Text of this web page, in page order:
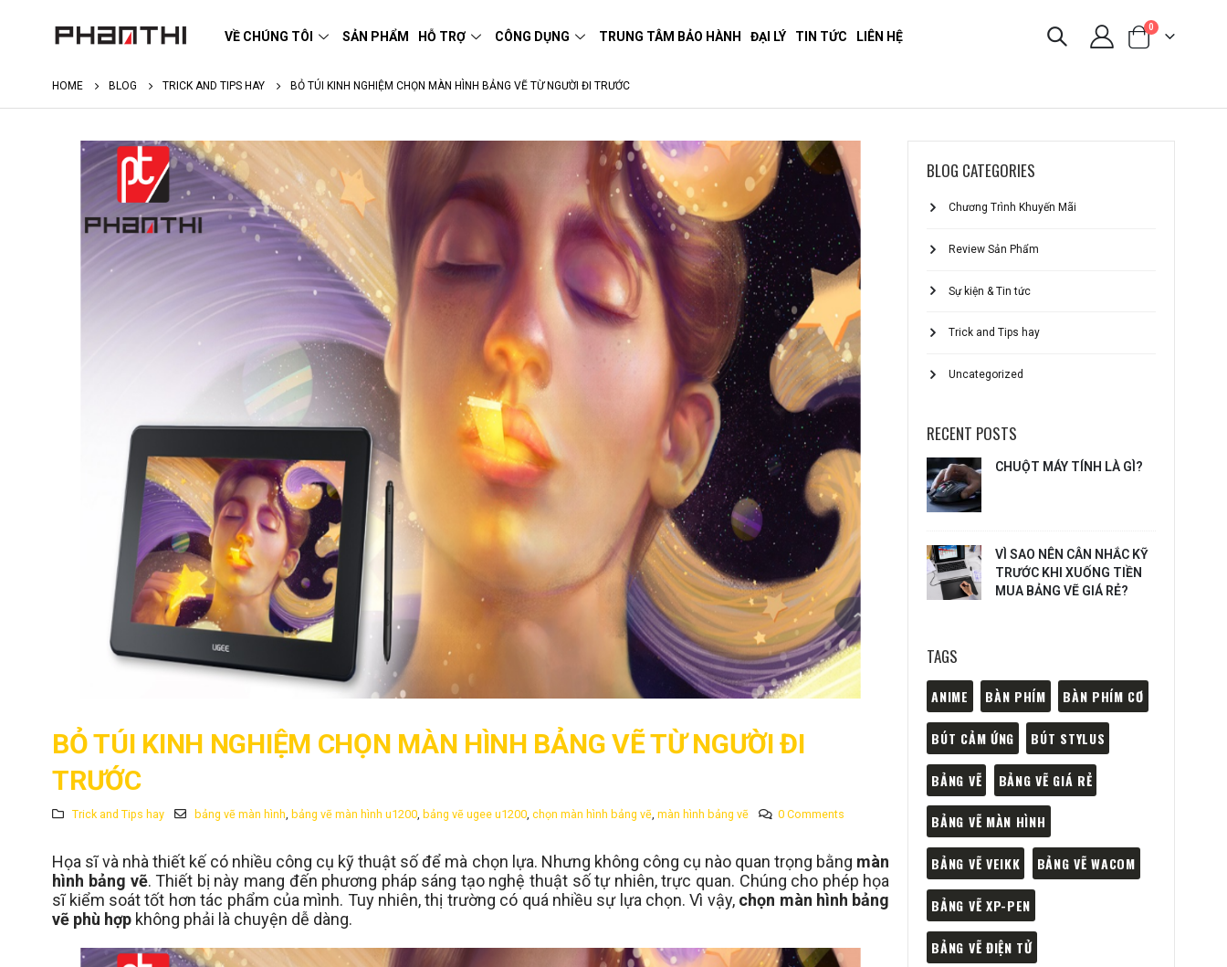
VỀ CHÚNG TÔI SẢN PHẨM HỖ TRỢ CÔNG DỤNG TRUNG TÂM BẢO HÀNH ĐẠI LÝ TIN TỨC LIÊN HỆ
0
HOME BLOG TRICK AND TIPS HAY BỎ TÚI KINH NGHIỆM CHỌN MÀN HÌNH BẢNG VẼ TỪ NGƯỜI ĐI TRƯỚC
BỎ TÚI KINH NGHIỆM CHỌN MÀN HÌNH BẢNG VẼ TỪ NGƯỜI ĐI
TRƯỚC
Trick and Tips hay bảng vẽ màn hình, bảng vẽ màn hình u1200, bảng vẽ ugee u1200, chọn màn hình bảng vẽ, màn hình bảng vẽ 0 Comments
Họa sĩ và nhà thiết kế có nhiều công cụ kỹ thuật số để mà chọn lựa. Nhưng không công cụ nào quan trọng bằng màn
hình bảng vẽ. Thiết bị này mang đến phương pháp sáng tạo nghệ thuật số tự nhiên, trực quan. Chúng cho phép họa
sĩ kiểm soát tốt hơn tác phẩm của mình. Tuy nhiên, thị trường có quá nhiều sự lựa chọn. Vì vậy, chọn màn hình bảng
vẽ phù hợp không phải là chuyện dễ dàng.
BLOG CATEGORIES
Chương Trình Khuyến Mãi
Review Sản Phẩm
Sự kiện & Tin tức
Trick and Tips hay
Uncategorized
RECENT POSTS
CHUỘT MÁY TÍNH LÀ GÌ?
VÌ SAO NÊN CÂN NHẮC KỸ
TRƯỚC KHI XUỐNG TIỀN
MUA BẢNG VẼ GIÁ RẺ?
TAGS
ANIME BÀN PHÍM BÀN PHÍM CƠ
BÚT CẢM ỨNG BÚT STYLUS
BẢNG VẼ BẢNG VẼ GIÁ RẺ
BẢNG VẼ MÀN HÌNH
BẢNG VẼ VEIKK BẢNG VẼ WACOM
BẢNG VẼ XP-PEN
BẢNG VẼ ĐIỆN TỬ